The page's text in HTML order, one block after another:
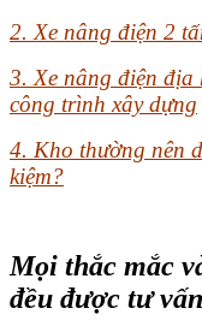
2. Xe nâng điện 2
3. Xe nâng điện địa
công trình xây dựng
4. Kho thường nên
kiệm?
Mọi thắc mắc
đều được tư